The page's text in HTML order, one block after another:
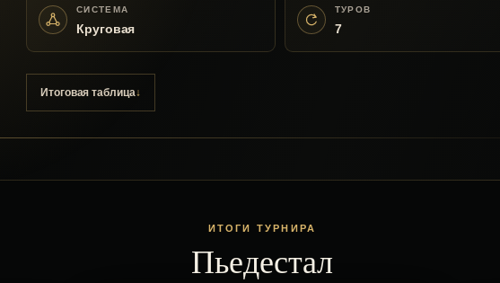
СИСТЕМА
Круговая
ТУРОВ
7
Итоговая таблица
ИТОГИ ТУРНИРА
Пьедестал